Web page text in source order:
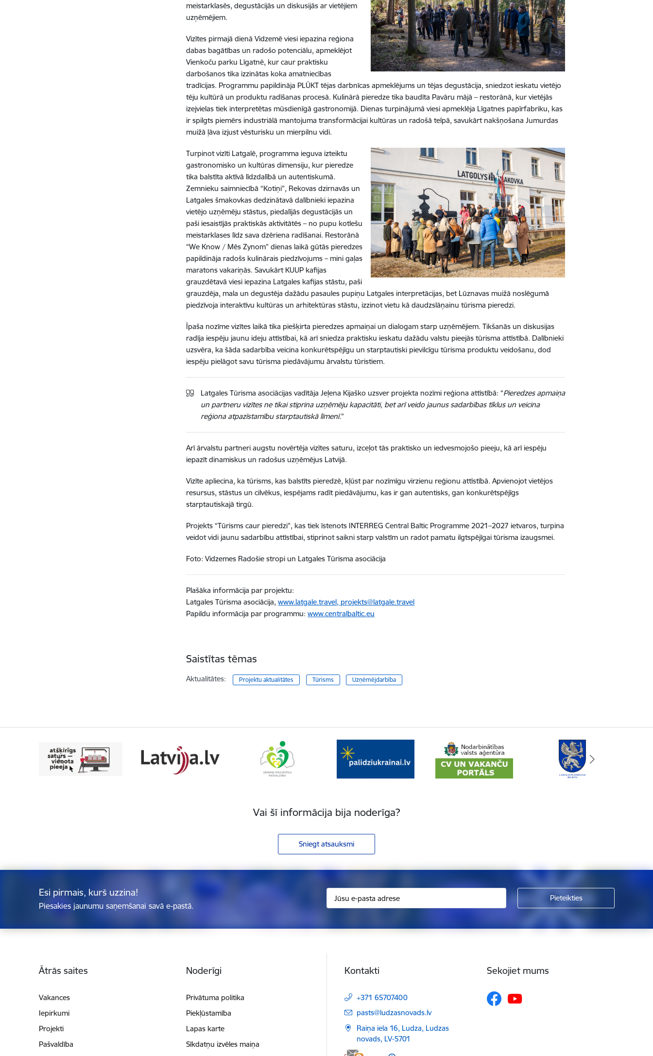
meistarklasēs, degustācijās un diskusijās ar vietējiem
uzņēmējiem.
Vizītes pirmajā dienā Vidzemē viesi iepazina reģiona
dabas bagātības un radošo potenciālu, apmeklējot
Vienkoču parku Līgatnē, kur caur praktisku
darbošanos tika izzinātas koka amatniecības
tradīcijas. Programmu papildināja PLŪKT tējas darbnīcas apmeklējums un tējas degustācija, sniedzot ieskatu vietējo
tēju kultūrā un produktu radīšanas procesā. Kulinārā pieredze tika baudīta Pavāru mājā – restorānā, kur vietējās
izejvielas tiek interpretētas mūsdienīgā gastronomijā. Dienas turpinājumā viesi apmeklēja Līgatnes papīrfabriku, kas
ir spilgts piemērs industriālā mantojuma transformācijai kultūras un radošā telpā, savukārt nakšņošana Jumurdas
muižā ļāva izjust vēsturisku un mierpilnu vidi.
Turpinot vizīti Latgalē, programma ieguva izteiktu
gastronomisko un kultūras dimensiju, kur pieredze
tika balstīta aktīvā līdzdalībā un autentiskumā.
Zemnieku saimniecībā “Kotiņi”, Rekovas dzirnavās un
Latgales šmakovkas dedzinātavā dalībnieki iepazina
vietējo uzņēmēju stāstus, piedalījās degustācijās un
paši iesaistījās praktiskās aktivitātēs – no pupu kotlešu
meistarklases līdz sava dzēriena radīšanai. Restorānā
“We Know / Mēs Zynom” dienas laikā gūtās pieredzes
papildināja radošs kulinārais piedzīvojums – mini gaļas
maratons vakariņās. Savukārt KUUP kafijas
grauzdētavā viesi iepazina Latgales kafijas stāstu, paši
grauzdēja, mala un degustēja dažādu pasaules pupiņu Latgales interpretācijas, bet Lūznavas muižā noslēgumā
piedzīvoja interaktīvu kultūras un arhitektūras stāstu, izzinot vietu kā daudzslāņainu tūrisma pieredzi.
Īpaša nozīme vizītes laikā tika piešķirta pieredzes apmaiņai un dialogam starp uzņēmējiem. Tikšanās un diskusijas
radīja iespēju jaunu ideju attīstībai, kā arī sniedza praktisku ieskatu dažādu valstu pieejās tūrisma attīstībā. Dalībnieki
uzsvēra, ka šāda sadarbība veicina konkurētspējīgu un starptautiski pievilcīgu tūrisma produktu veidošanu, dod
iespēju pielāgot savu tūrisma piedāvājumu ārvalstu tūristiem.
Latgales Tūrisma asociācijas vadītāja Jeļena Kijaško uzsver projekta nozīmi reģiona attīstībā: “Pieredzes apmaiņa
un partneru vizītes ne tikai stiprina uzņēmēju kapacitāti, bet arī veido jaunus sadarbības tīklus un veicina
reģiona atpazīstamību starptautiskā līmenī.”
Arī ārvalstu partneri augstu novērtēja vizītes saturu, izceļot tās praktisko un iedvesmojošo pieeju, kā arī iespēju
iepazīt dinamiskus un radošus uzņēmējus Latvijā.
Vizīte apliecina, ka tūrisms, kas balstīts pieredzē, kļūst par nozīmīgu virzienu reģionu attīstībā. Apvienojot vietējos
resursus, stāstus un cilvēkus, iespējams radīt piedāvājumu, kas ir gan autentisks, gan konkurētspējīgs
starptautiskajā tirgū.
Projekts “Tūrisms caur pieredzi”, kas tiek īstenots INTERREG Central Baltic Programme 2021–2027 ietvaros, turpina
veidot vidi jaunu sadarbību attīstībai, stiprinot saikni starp valstīm un radot pamatu ilgtspējīgai tūrisma izaugsmei.
Foto: Vidzemes Radošie stropi un Latgales Tūrisma asociācija
Plašāka informācija par projektu:
Latgales Tūrisma asociācija,www.latgale.travel, projekts@latgale.travel
Papildu informācija par programmu:www.centralbaltic.eu
Saistītas tēmas
Aktualitātes: Projektu aktualitātes Tūrisms Uzņēmējdarbība
Vai šī informācija bija noderīga?
Sniegt atsauksmi
Esi pirmais, kurš uzzina!
Piesakies jaunumu saņemšanai savā e-pastā.
Ātrās saites
Vakances
Iepirkumi
Projekti
Pašvaldība
Noderīgi
Privātuma politika
Piekļūstamība
Lapas karte
Sīkdatņu izvēles maiņa
Kontakti
+371 65707400
E-pasts:
pasts@ludzasnovads.lv
Raiņa iela 16, Ludza, Ludzas
novads, LV-5701
Sekojiet mums